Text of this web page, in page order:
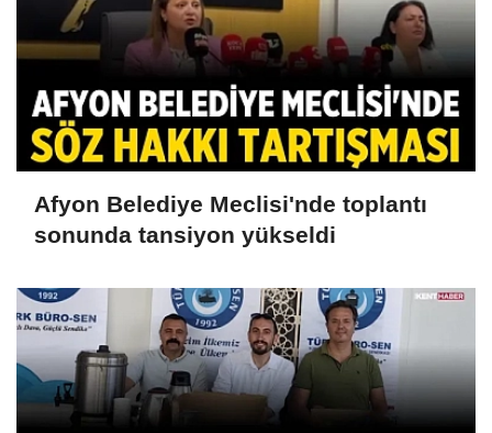
Afyon Belediye Meclisi'nde toplantı
sonunda tansiyon yükseldi